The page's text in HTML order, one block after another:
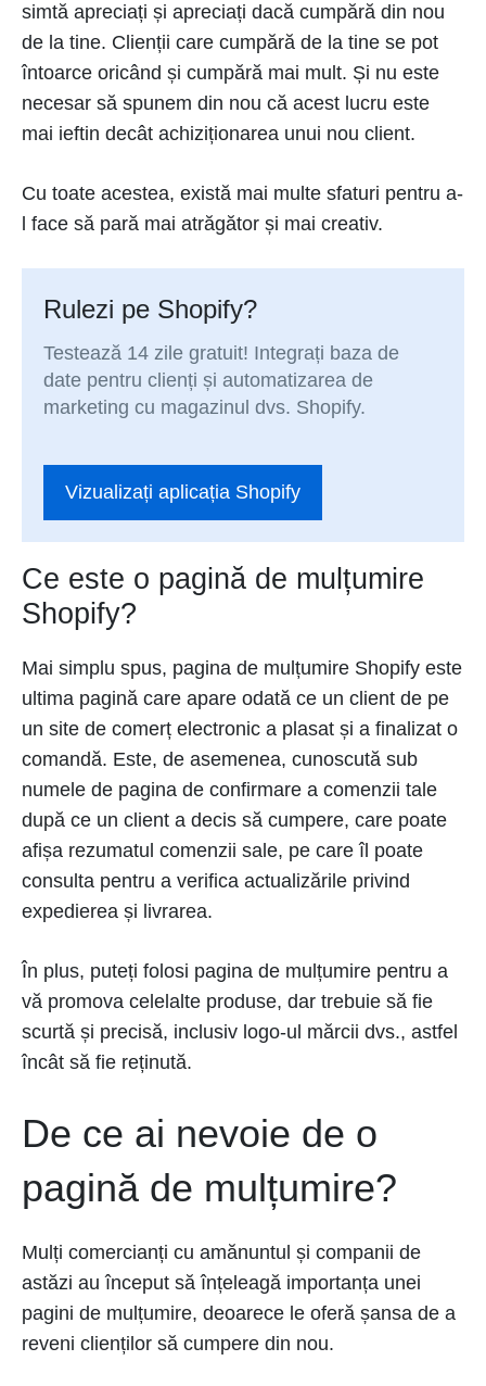
simtă apreciați și apreciați dacă cumpără din nou
de la tine. Clienții care cumpără de la tine se pot
întoarce oricând și cumpără mai mult. Și nu este
necesar să spunem din nou că acest lucru este
mai ieftin decât achiziționarea unui nou client.
Cu toate acestea, există mai multe sfaturi pentru a-
l face să pară mai atrăgător și mai creativ.
Rulezi pe Shopify?
Testează 14 zile gratuit! Integrați baza de
date pentru clienți și automatizarea de
marketing cu magazinul dvs. Shopify.
Vizualizați aplicația Shopify
Ce este o pagină de mulțumire
Shopify?
Mai simplu spus, pagina de mulțumire Shopify este
ultima pagină care apare odată ce un client de pe
un site de comerț electronic a plasat și a finalizat o
comandă. Este, de asemenea, cunoscută sub
numele de pagina de confirmare a comenzii tale
după ce un client a decis să cumpere, care poate
afișa rezumatul comenzii sale, pe care îl poate
consulta pentru a verifica actualizările privind
expedierea și livrarea.
În plus, puteți folosi pagina de mulțumire pentru a
vă promova celelalte produse, dar trebuie să fie
scurtă și precisă, inclusiv logo-ul mărcii dvs., astfel
încât să fie reținută.
De ce ai nevoie de o
pagină de mulțumire?
Mulți comercianți cu amănuntul și companii de
astăzi au început să înțeleagă importanța unei
pagini de mulțumire, deoarece le oferă șansa de a
reveni clienților să cumpere din nou.